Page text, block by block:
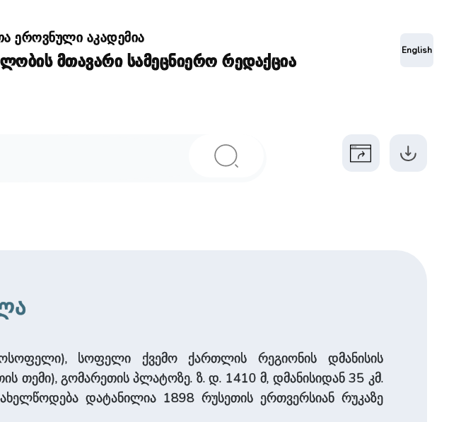
ეროვნული აკადემია
მთავარი სამეცნიერო რედაქცია
English
სოფელი ქვემო ქართლის რეგიონის დმანისის
თემი), გომარეთის პლატოზე. ზ. დ. 1410 მ, დმანისიდან 35 კმ.
დატანილია 1898 რუსეთის ერთვერსიან რუკაზე